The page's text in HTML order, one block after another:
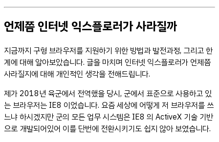
언제쯤 인터넷 익스플로러가 사라질까
지금까지 구형 브라우저를 지원하기 위한 방법과 발전과정, 그리고 한
계에 대해 알아보았습니다. 글을 마치며 인터넷 익스플로러가 언제쯤
사라질지에 대해 개인적인 생각을 전해드립니다.
제가 2018년 육군에서 전역했을 당시, 군에서 표준으로 사용하고 있
는 브라우저는 IE8 이었습니다. 요즘 세상에 어떻게 저 브라우저를 쓰
느냐 하시겠지만 군의 모든 업무 시스템은 IE8 의 ActiveX 기술 기반
으로 개발되어있어 이를 단번에 전환시키기도 쉽지 않아 보였습니다.